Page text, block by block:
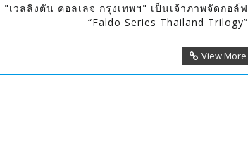
"เวลลิงตัน คอลเลจ กรุงเทพฯ" เป็นเจ้าภาพจัดกอล์ฟ
“Faldo Series Thailand Trilogy”
View More